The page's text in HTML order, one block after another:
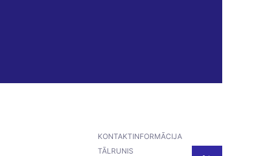
KONTAKTINFORMĀCIJA
TĀLRUNIS